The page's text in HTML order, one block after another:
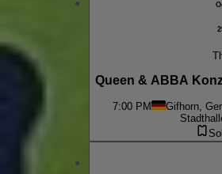
Queen & ABBA
7:00 PM Gifhorn,